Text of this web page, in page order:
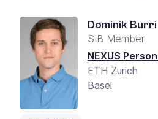
Dominik Burri
SIB Member
NEXUS
ETH Zurich
Basel